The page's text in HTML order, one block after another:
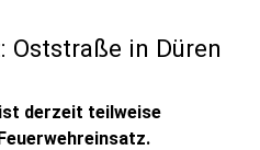
Oststraße in Düren
derzeit teilweise